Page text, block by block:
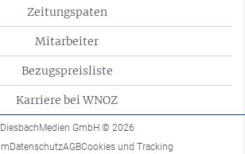
Zeitungspaten
Mitarbeiter
Bezugspreisliste
Karriere bei WNOZ
DiesbachMedien GmbH © 2026
DatenschutzAGBCookies und Tracking